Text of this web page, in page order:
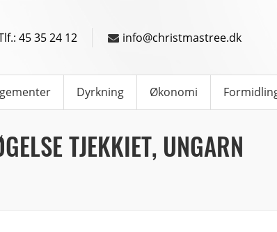
45 35 24 12 info@christmastree.dk
Dyrkning Økonomi
TJEKKIET, UNGARN